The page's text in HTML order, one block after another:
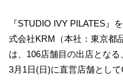
『STUDIO IVY PILATES』
式会社KRM（本社：東京都
は、106店舗目の出店とな
3月1日(日)に直営店舗として